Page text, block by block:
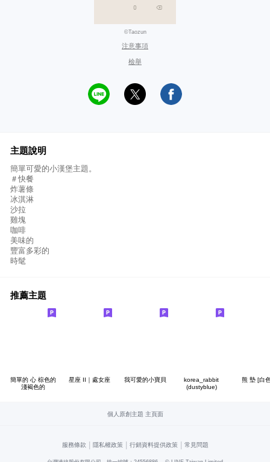
©Taozun
注意事項
檢舉
主題說明
簡單可愛的小漢堡主題。
＃快餐
炸薯條
冰淇淋
沙拉
雞塊
咖啡
美味的
豐富多彩的
時髦
推薦主題
簡單的 心 棕色的
淺褐色的
星座 II｜處女座 我可愛的小寶貝
korea_rabbit
(dustyblue)
熊 墊 [白
個人原創主題 主頁面
服務條款 隱私權政策 行銷資料提供政策 常見問題